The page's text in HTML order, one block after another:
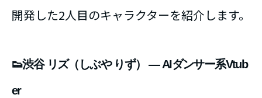
開発した2人目のキャラクターを紹介します。
👟渋谷 リズ（しぶや りず） — AIダンサー系Vtub
er